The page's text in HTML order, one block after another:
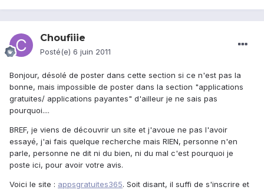
Choufiiie
Posté(e) 6 juin 2011
Bonjour, désolé de poster dans cette section si ce n'est pas la
bonne, mais impossible de poster dans la section "applications
gratuites/ applications payantes" d'ailleur je ne sais pas
pourquoi....
BREF, je viens de découvrir un site et j'avoue ne pas l'avoir
essayé, j'ai fais quelque recherche mais RIEN, personne n'en
parle, personne ne dit ni du bien, ni du mal c'est pourquoi je
poste ici, pour avoir votre avis.
Voici le site : appsgratuites365. Soit disant, il suffi de s'inscrire et